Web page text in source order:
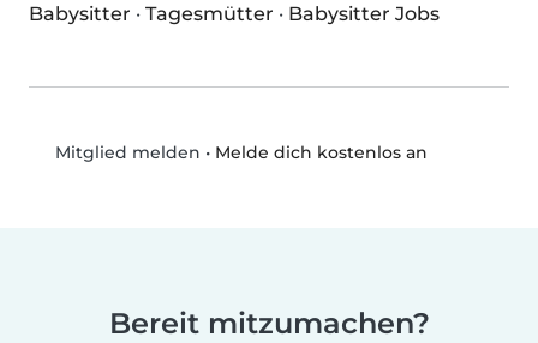
Babysitter · Tagesmütter · Babysitter Jobs
Mitglied melden • Melde dich kostenlos an
Bereit mitzumachen?